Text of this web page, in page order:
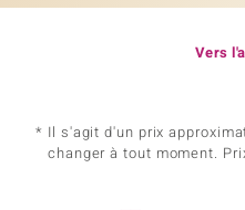
Vers
* Il s'agit d'un prix
changer à tout moment.